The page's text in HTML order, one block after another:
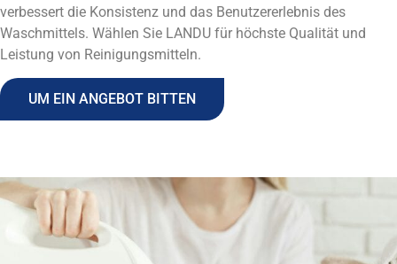
verbessert die Konsistenz und das Benutzererlebnis des
Waschmittels. Wählen Sie LANDU für höchste Qualität und
Leistung von Reinigungsmitteln.
UM EIN ANGEBOT BITTEN